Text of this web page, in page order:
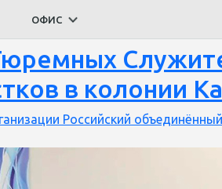
ОФИС
в колонии
Российский